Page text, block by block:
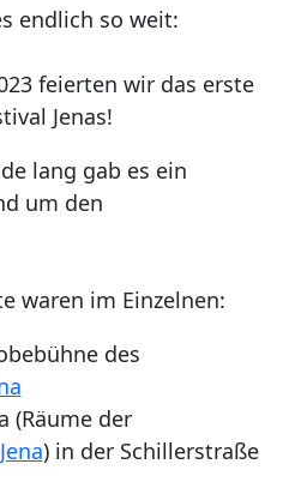
endlich so weit:
feierten wir das erste
Jenas!
lang gab es ein
um den
waren im Einzelnen:
des
(Räume der
) in der Schillerstraße